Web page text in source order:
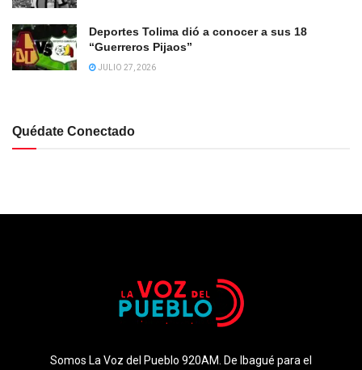
Deportes Tolima dió a conocer a sus 18
“Guerreros Pijaos”
JULIO 27, 2026
Quédate Conectado
Somos La Voz del Pueblo 920AM. De Ibagué para el